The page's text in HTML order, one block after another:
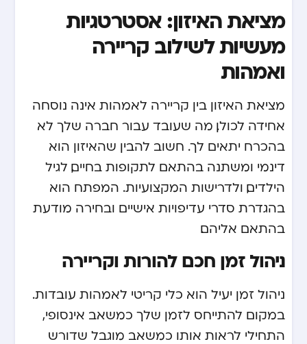
מציאת האיזון: אסטרטגיות
מעשיות לשילוב קריירה
ואמהות
מציאת האיזון בין קריירה לאמהות אינה נוסחה
אחידה לכולן. מה שעובד עבור חברה שלך לא
בהכרח יתאים לך. חשוב להבין שהאיזון הוא
דינמי ומשתנה בהתאם לתקופות בחיים, לגיל
הילדים, ולדרישות המקצועיות. המפתח הוא
בהגדרת סדרי עדיפויות אישיים ובחירה מודעת
בהתאם אליהם.
ניהול זמן חכם להורות וקריירה
ניהול זמן יעיל הוא כלי קריטי לאמהות עובדות.
במקום להתייחס לזמן שלך כמשאב אינסופי,
התחילי לראות אותו כמשאב מוגבל שדורש